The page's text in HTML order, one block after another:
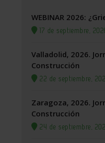
WEBINAR 2026:
17 de septiembre,
Valladolid, 2026.
Construcción
22 de septiembre,
Zaragoza, 2026.
Construcción
24 de septiembre,